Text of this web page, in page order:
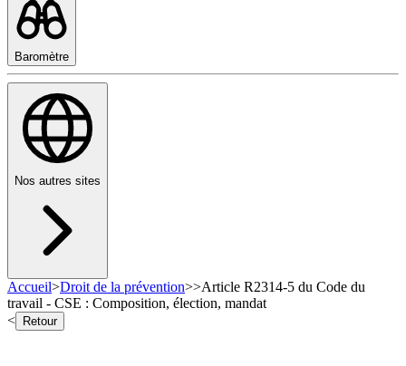
Baromètre
Nos autres sites
Accueil>Droit de la prévention>>Article R2314-5 du Code du
travail - CSE : Composition, élection, mandat
<
Retour